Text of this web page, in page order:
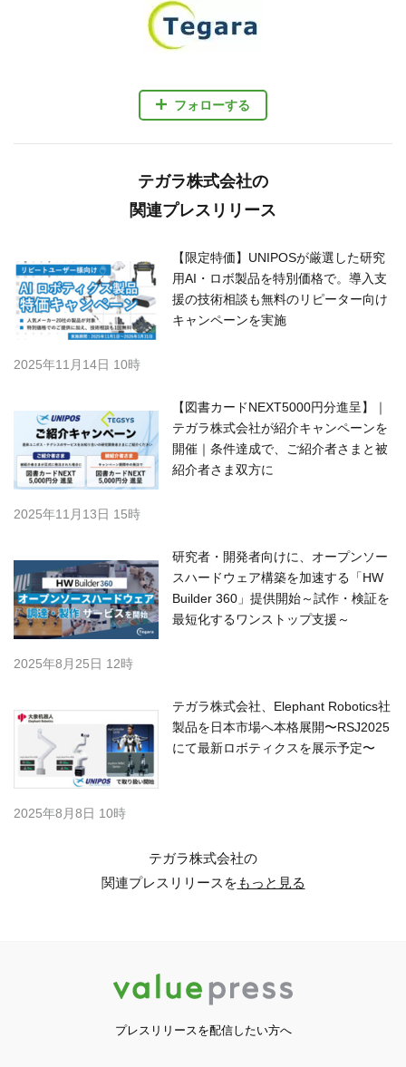
フォローする
テガラ株式会社の
関連プレスリリース
【限定特価】UNIPOSが厳選した研究
用AI・ロボ製品を特別価格で。導入支
援の技術相談も無料のリピーター向け
キャンペーンを実施
2025年11月14日 10時
【図書カードNEXT5000円分進呈】｜
テガラ株式会社が紹介キャンペーンを
開催｜条件達成で、ご紹介者さまと被
紹介者さま双方に
2025年11月13日 15時
研究者・開発者向けに、オープンソー
スハードウェア構築を加速する「HW
Builder 360」提供開始～試作・検証を
最短化するワンストップ支援～
2025年8月25日 12時
テガラ株式会社、Elephant Robotics社
製品を日本市場へ本格展開〜RSJ2025
にて最新ロボティクスを展示予定〜
2025年8月8日 10時
テガラ株式会社の
関連プレスリリースをもっと見る
プレスリリースを配信したい方へ